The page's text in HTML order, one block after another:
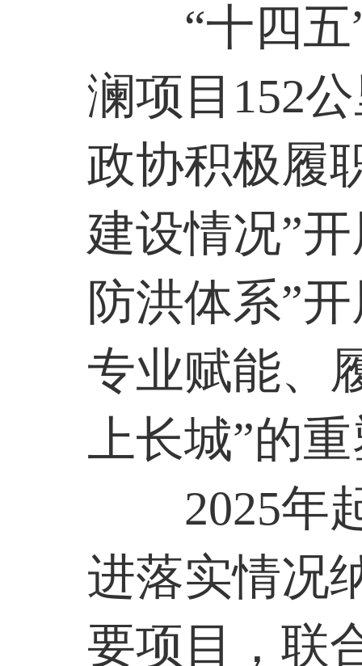
“十四
澜项目 152
政协积极履
建设情况”
防洪体系”
专业赋能、
上长城”的
2025年
进落实情况
要项目，联